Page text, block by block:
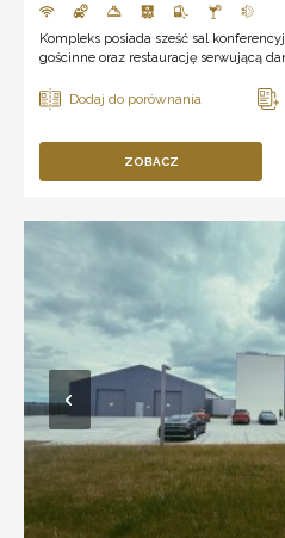
Kompleks posiada sześć sal
gościnne oraz restaurację serwującą
ZOBACZ